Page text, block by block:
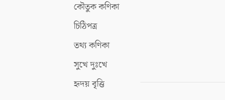
কৌতুক কণিকা
চিঠিপত্র
তথ্য কণিকা
সুখে দুঃখে
হৃদয় বৃত্তি